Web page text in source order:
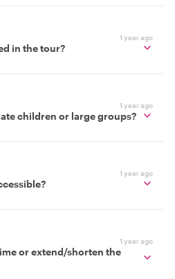
1 year ago
in the tour?
1 year ago
children or large groups?
1 year ago
1 year ago
or extend/shorten the